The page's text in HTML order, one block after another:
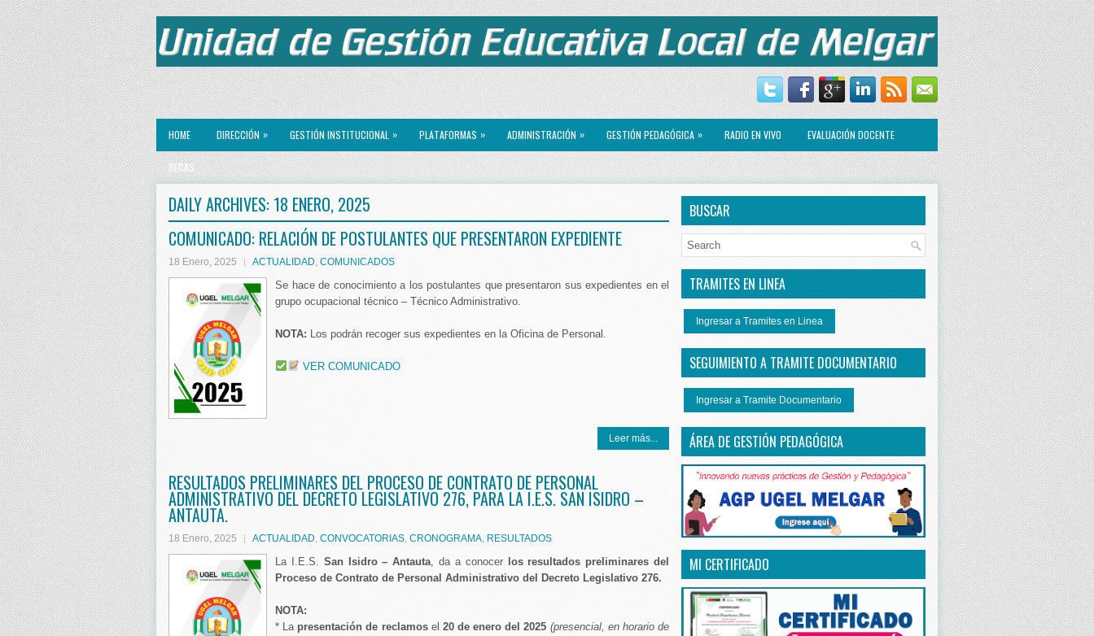
HOME DIRECCIÓN » GESTIÓN INSTITUCIONAL » PLATAFORMAS » ADMINISTRACIÓN » GESTIÓN PEDAGÓGICA » RADIO EN VIVO EVALUACIÓN DOCENTE
BECAS
DAILY ARCHIVES: 18 ENERO, 2025
COMUNICADO: RELACIÓN DE POSTULANTES QUE PRESENTARON EXPEDIENTE
18 Enero, 2025 ACTUALIDAD COMUNICADOS
Se hace de conocimiento a los postulantes que presentaron sus expedientes en el
grupo ocupacional técnico – Técnico Administrativo.
NOTA: Los podrán recoger sus expedientes en la Oficina de Personal.
VER COMUNICADO
Leer más...
RESULTADOS PRELIMINARES DEL PROCESO DE CONTRATO DE PERSONAL
ADMINISTRATIVO DEL DECRETO LEGISLATIVO 276, PARA LA I.E.S. SAN ISIDRO –
ANTAUTA.
18 Enero, 2025 ACTUALIDAD, CONVOCATORIAS, CRONOGRAMA, RESULTADOS
La I.E.S. San Isidro – Antauta, da a conocer
los resultados preliminares del
Proceso de Contrato de Personal Administrativo del Decreto Legislativo 276.
NOTA:
* La presentación de reclamosel 20 de enero del 2025 (presencial, en horario de
BUSCAR
TRAMITES EN LINEA
Ingresar a Tramites en Linea
SEGUIMIENTO A TRAMITE DOCUMENTARIO
Ingresar a Tramite Documentario
ÁREA DE GESTIÓN PEDAGÓGICA
MI CERTIFICADO